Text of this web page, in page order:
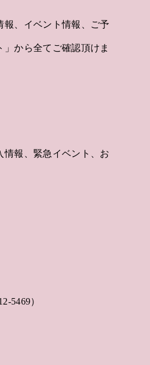
、イベント情報、ご予
から全てご確認頂けま
報、緊急イベント、お
5469）